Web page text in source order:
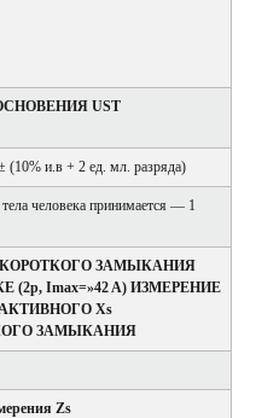
UST
(10% и.в + 2 ед. мл. разряда)
человека принимается — 1
ЗАМЫКАНИЯ
Imax=»42 A) ИЗМЕРЕНИЕ
Xs
ЗАМЫКАНИЯ
Zs